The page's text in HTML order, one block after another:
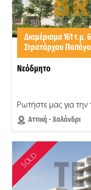
Διαμέρισμα 161
Στρατάρχου
Νεόδμητο
Ρωτήστε μας για την
Αττική - Χαλάνδρι
SOLD